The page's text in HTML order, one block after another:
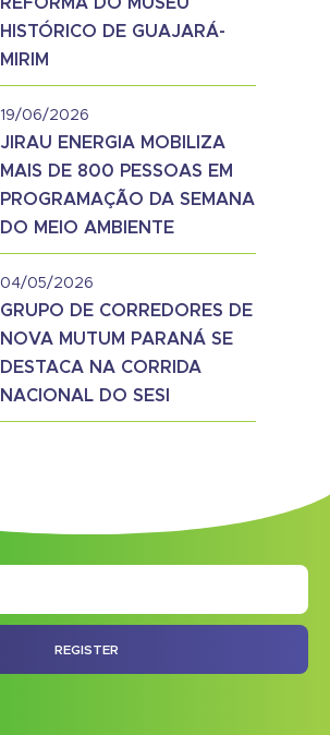
HISTÓRICO DE GUAJARÁ-
MIRIM
19/06/2026
JIRAU ENERGIA MOBILIZA
MAIS DE 800 PESSOAS EM
PROGRAMAÇÃO DA SEMANA
DO MEIO AMBIENTE
04/05/2026
GRUPO DE CORREDORES DE
NOVA MUTUM PARANÁ SE
DESTACA NA CORRIDA
NACIONAL DO SESI
REGISTER